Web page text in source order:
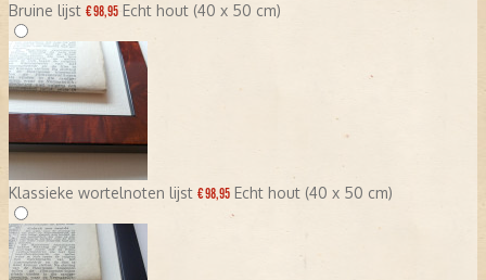
Bruine lijst € 98,95 Echt hout (40 x 50 cm)
Klassieke wortelnoten lijst € 98,95 Echt hout (40 x 50 cm)